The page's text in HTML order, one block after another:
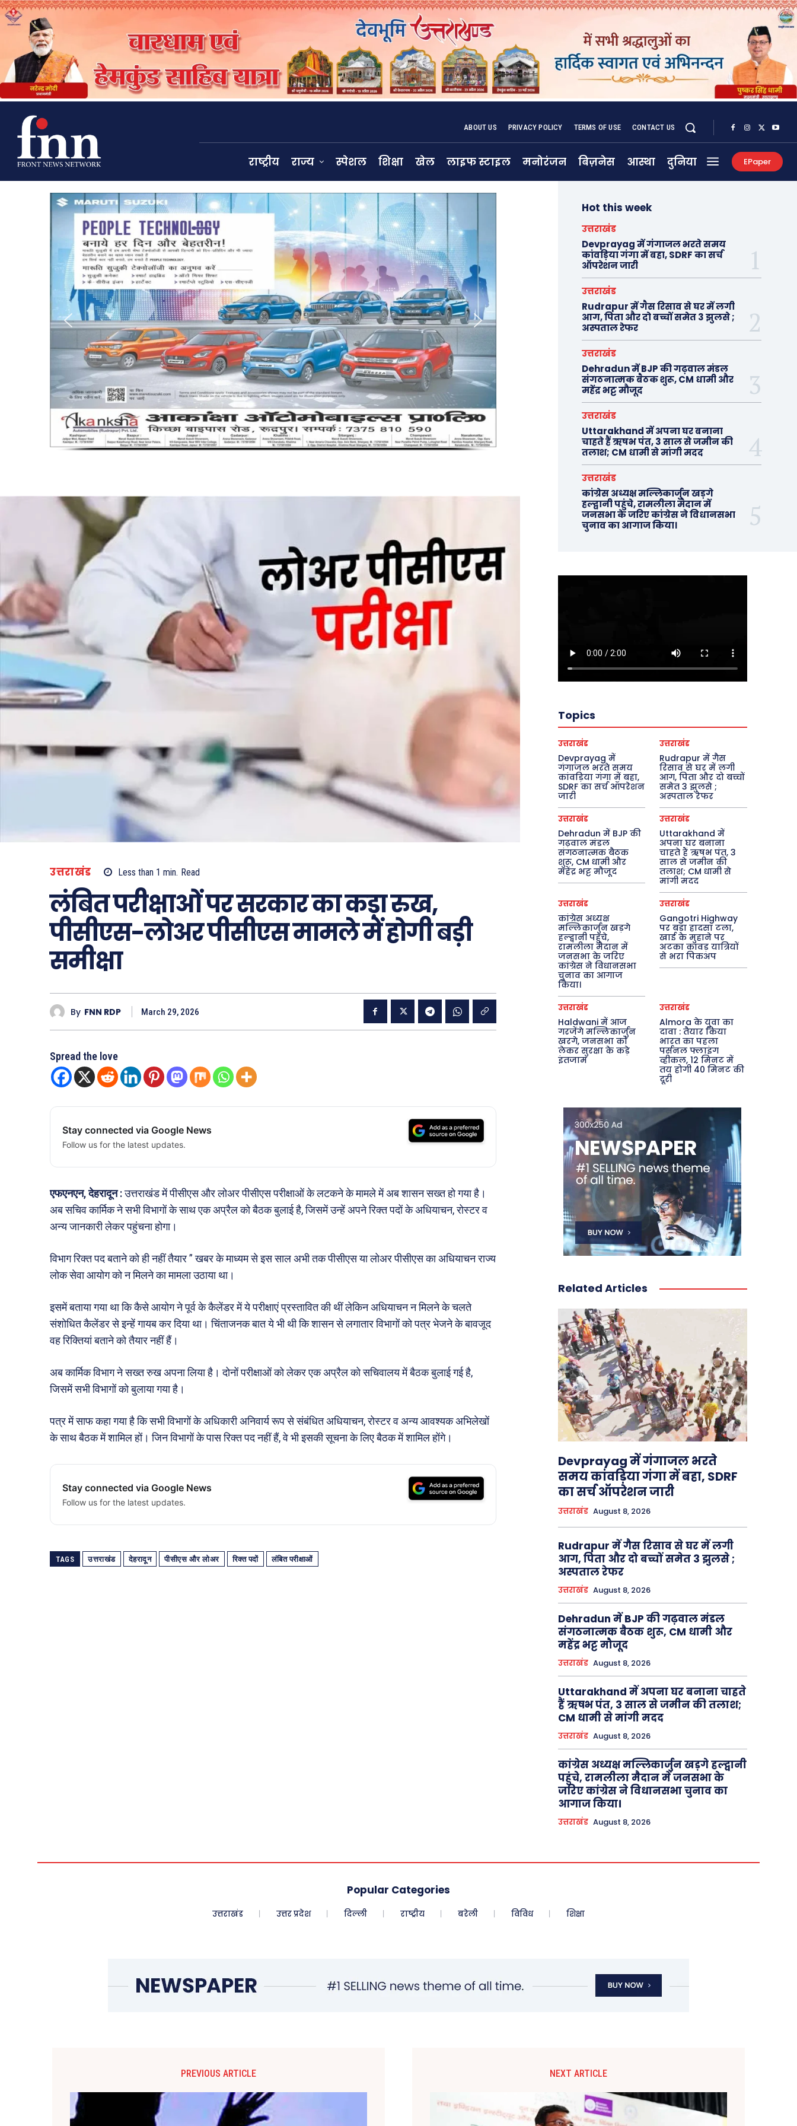
ABOUT US PRIVACY POLICY TERMS OF USE CONTACT US
राष्ट्रीय राज्य स्पेशल शिक्षा खेल लाइफ स्टाइल मनोरंजन बिज़नेस आस्था दुनिया EPaper
उत्तराखंड Less than 1 min. Read
लंबित परीक्षाओं पर सरकार का कड़ा रुख,
पीसीएस-लोअर पीसीएस मामले में होगी बड़ी
समीक्षा
By FNN RDP March 29, 2026
Spread the love
Stay connected via Google News
Follow us for the latest updates.
एफएनएन,देहरादून:उत्तराखंड में पीसीएस और लोअर पीसीएस परीक्षाओं के लटकने के मामले में अब शासन सख्त हो गया है।
अब सचिव कार्मिक ने सभी विभागों के साथ एक अप्रैल को बैठक बुलाई है, जिसमें उन्हें अपने रिक्त पदों के अधियाचन, रोस्टर व
अन्य जानकारी लेकर पहुंचना होगा।
विभाग रिक्त पद बताने को ही नहीं तैयार ” खबर के माध्यम से इस साल अभी तक पीसीएस या लोअर पीसीएस का अधियाचन राज्य
लोक सेवा आयोग को न मिलने का मामला उठाया था।
इसमें बताया गया था कि कैसे आयोग ने पूर्व के कैलेंडर में ये परीक्षाएं प्रस्तावित की थीं लेकिन अधियाचन न मिलने के चलते
संशोधित कैलेंडर से इन्हें गायब कर दिया था। चिंताजनक बात ये भी थी कि शासन से लगातार विभागों को पत्र भेजने के बावजूद
वह रिक्तियां बताने को तैयार नहीं हैं।
अब कार्मिक विभाग ने सख्त रुख अपना लिया है। दोनों परीक्षाओं को लेकर एक अप्रैल को सचिवालय में बैठक बुलाई गई है,
जिसमें सभी विभागों को बुलाया गया है।
पत्र में साफ कहा गया है कि सभी विभागों के अधिकारी अनिवार्य रूप से संबंधित अधियाचन, रोस्टर व अन्य आवश्यक अभिलेखों
के साथ बैठक में शामिल हों। जिन विभागों के पास रिक्त पद नहीं हैं, वे भी इसकी सूचना के लिए बैठक में शामिल होंगे।
Stay connected via Google News
Follow us for the latest updates.
TAGS उत्तराखंड देहरादून पीसीएस और लोअर रिक्त पदों लंबित परीक्षाओं
Hot this week
उत्तराखंड
Devprayag में गंगाजल भरते समय
कांवड़िया गंगा में बहा, SDRF का सर्च
ऑपरेशन जारी
उत्तराखंड
Rudrapur में गैस रिसाव से घर में लगी
आग, पिता और दो बच्चों समेत 3 झुलसे ;
अस्पताल रेफर
उत्तराखंड
Dehradun में BJP की गढ़वाल मंडल
संगठनात्मक बैठक शुरू, CM धामी और
महेंद्र भट्ट मौजूद
उत्तराखंड
Uttarakhand में अपना घर बनाना
चाहते हैं ऋषभ पंत, 3 साल से जमीन की
तलाश; CM धामी से मांगी मदद
उत्तराखंड
कांग्रेस अध्यक्ष मल्लिकार्जुन खड़गे
हल्द्वानी पहुंचे, रामलीला मैदान में
जनसभा के जरिए कांग्रेस ने विधानसभा
चुनाव का आगाज किया।
Topics
उत्तराखंड
Devprayag में
गंगाजल भरते समय
कांवड़िया गंगा में बहा,
SDRF का सर्च ऑपरेशन
जारी
उत्तराखंड
Rudrapur में गैस
रिसाव से घर में लगी
आग, पिता और दो बच्चों
समेत 3 झुलसे ;
अस्पताल रेफर
उत्तराखंड
Dehradun में BJP की
गढ़वाल मंडल
संगठनात्मक बैठक
शुरू, CM धामी और
महेंद्र भट्ट मौजूद
उत्तराखंड
Uttarakhand में
अपना घर बनाना
चाहते हैं ऋषभ पंत, 3
साल से जमीन की
तलाश; CM धामी से
मांगी मदद
उत्तराखंड
कांग्रेस अध्यक्ष
मल्लिकार्जुन खड़गे
हल्द्वानी पहुंचे,
रामलीला मैदान में
जनसभा के जरिए
कांग्रेस ने विधानसभा
चुनाव का आगाज
किया।
उत्तराखंड
Gangotri Highway
पर बड़ा हादसा टला,
खाई के मुहाने पर
अटका कांवड़ यात्रियों
से भरा पिकअप
उत्तराखंड
Haldwani में आज
गरजेंगे मल्लिकार्जुन
खरगे, जनसभा को
लेकर सुरक्षा के कड़े
इंतजाम
उत्तराखंड
Almora के युवा का
दावा : तैयार किया
भारत का पहला
पर्सनल फ्लाइंग
व्हीकल, 12 मिनट में
तय होगी 40 मिनट की
दूरी
Related Articles
Devprayag में गंगाजल भरते
समय कांवड़िया गंगा में बहा, SDRF
का सर्च ऑपरेशन जारी
उत्तराखंड August 8, 2026
Rudrapur में गैस रिसाव से घर में लगी
आग, पिता और दो बच्चों समेत 3 झुलसे ;
अस्पताल रेफर
उत्तराखंड August 8, 2026
Dehradun में BJP की गढ़वाल मंडल
संगठनात्मक बैठक शुरू, CM धामी और
महेंद्र भट्ट मौजूद
उत्तराखंड August 8, 2026
Uttarakhand में अपना घर बनाना चाहते
हैं ऋषभ पंत, 3 साल से जमीन की तलाश;
CM धामी से मांगी मदद
उत्तराखंड August 8, 2026
कांग्रेस अध्यक्ष मल्लिकार्जुन खड़गे हल्द्वानी
पहुंचे, रामलीला मैदान में जनसभा के
जरिए कांग्रेस ने विधानसभा चुनाव का
आगाज किया।
उत्तराखंड August 8, 2026
Popular Categories
उत्तराखंड उत्तर प्रदेश दिल्ली राष्ट्रीय बरेली विविध शिक्षा
PREVIOUS ARTICLE NEXT ARTICLE